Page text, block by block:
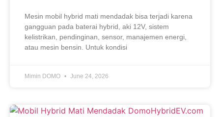
Mesin mobil hybrid mati mendadak bisa terjadi karena
gangguan pada baterai hybrid, aki 12V, sistem
kelistrikan, pendinginan, sensor, manajemen energi,
atau mesin bensin. Untuk kondisi
Mimin DOMO June 24, 2026